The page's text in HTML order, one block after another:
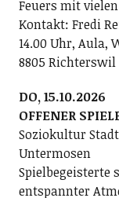
Feuers mit
Kontakt: Fredi
14.00 Uhr, Aula,
8805 Richterswil
DO, 15.10.2026
OFFENER
Soziokultur
Untermosen
Spielbegeisterte
entspannter